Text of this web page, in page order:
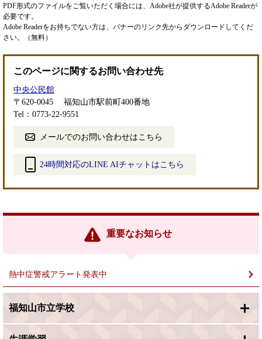
PDF形式のファイルをご覧いただく場合には、Adobe社が提供するAdobe Readerが
必要です。
Adobe Readerをお持ちでない方は、バナーのリンク先からダウンロードしてくだ
さい。（無料）
このページに関するお問い合わせ先
中央公民館
〒620-0045
福知山市駅前町400番地
Tel：0773-22-9551
メールでのお問い合わせはこちら
24時間対応のLINE AIチャットはこちら
リ
重要なお知らせ
熱中症警戒アラート発表中
福知山市立学校